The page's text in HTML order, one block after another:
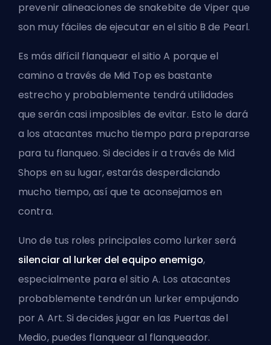
prevenir alineaciones de snakebite de Viper que
son muy fáciles de ejecutar en el sitio B de Pearl.
Es más difícil flanquear el sitio A porque el
camino a través de Mid Top es bastante
estrecho y probablemente tendrá utilidades
que serán casi imposibles de evitar. Esto le dará
a los atacantes mucho tiempo para prepararse
para tu flanqueo. Si decides ir a través de Mid
Shops en su lugar, estarás desperdiciando
mucho tiempo, así que te aconsejamos en
contra.
Uno de tus roles principales como lurker será
silenciar al lurker del equipo enemigo,
especialmente para el sitio A. Los atacantes
probablemente tendrán un lurker empujando
por A Art. Si decides jugar en las Puertas del
Medio, puedes flanquear al flanqueador.